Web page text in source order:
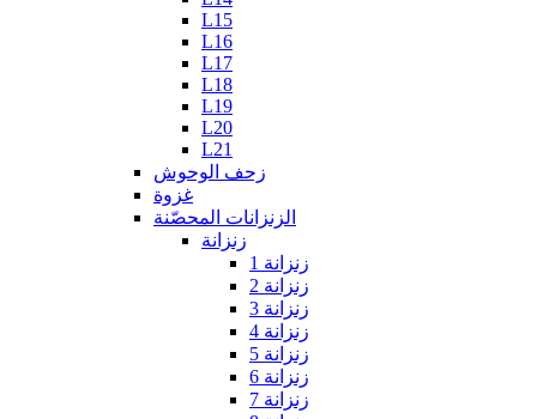
L15
L16
L17
L18
L19
L20
L21
زحف الوحوش
غزوة
الزنزانات المحصّنة
زنزانة
زنزانة 1
زنزانة 2
زنزانة 3
زنزانة 4
زنزانة 5
زنزانة 6
زنزانة 7